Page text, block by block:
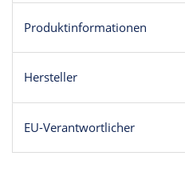
Produktinformationen
Hersteller
EU-Verantwortlicher